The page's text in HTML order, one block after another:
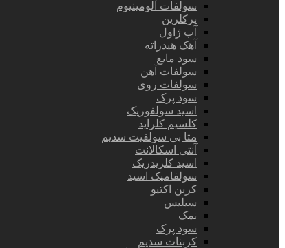
سولفات آلومینیوم
پرکلرین
آب ژاول
آهک هیدراته
سود مایع
سولفات آهن
سولفات روی
سود پرک
اسید سولفوریک
کلسیم کلراید
متا بی سولفیت سدیم
آنتی اسکالانت
اسید کلریدریک
سولفامیک اسید
کربن اکتیو
سیلیس
نمک
سود پرک
کربنات سدیم